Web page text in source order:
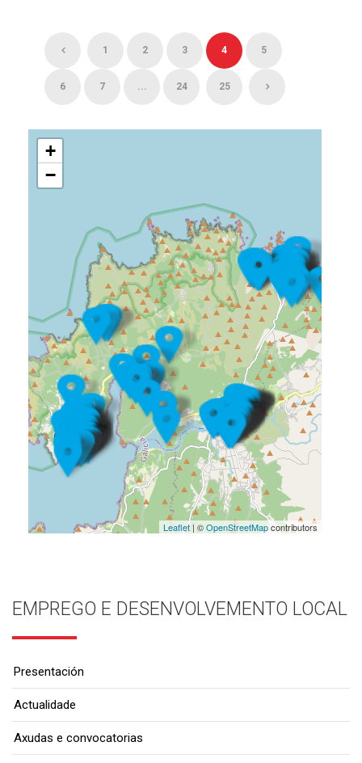
1 2 3 4 5
6 7 ... 24 25
+
−
Leaflet| ©OpenStreetMapcontributors
EMPREGO E DESENVOLVEMENTO LOCAL
Presentación
Actualidade
Axudas e convocatorias